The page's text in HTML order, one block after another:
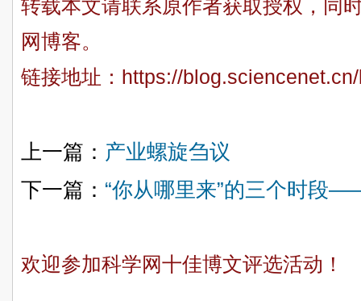
转载本文请联系原作者获取授权，同
网博客。
链接地址： https://
上一篇： 产业螺旋刍议
下一篇： “你从哪里来”的三个时段
欢迎参加科学网十佳博文评选活动！